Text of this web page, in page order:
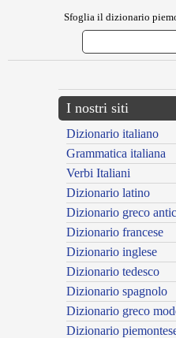
Sfoglia il dizionario
I nostri siti
Dizionario italiano
Grammatica italiana
Verbi Italiani
Dizionario latino
Dizionario greco
Dizionario francese
Dizionario inglese
Dizionario tedesco
Dizionario spagnolo
Dizionario greco
Dizionario